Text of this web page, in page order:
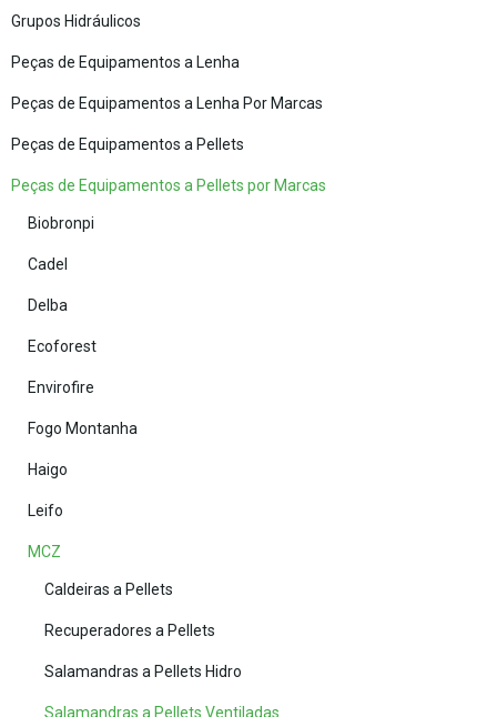
Grupos Hidráulicos
Peças de Equipamentos a Lenha
Peças de Equipamentos a Lenha Por Marcas
Peças de Equipamentos a Pellets
Peças de Equipamentos a Pellets por Marcas
Biobronpi
Cadel
Delba
Ecoforest
Envirofire
Fogo Montanha
Haigo
Leifo
MCZ
Caldeiras a Pellets
Recuperadores a Pellets
Salamandras a Pellets Hidro
Salamandras a Pellets Ventiladas